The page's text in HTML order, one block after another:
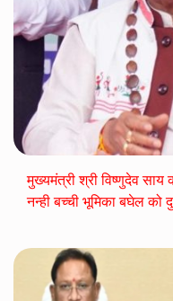
मुख्यमंत्री श्री विष्णुदेव साय
नन्ही बच्ची भूमिका बघेल